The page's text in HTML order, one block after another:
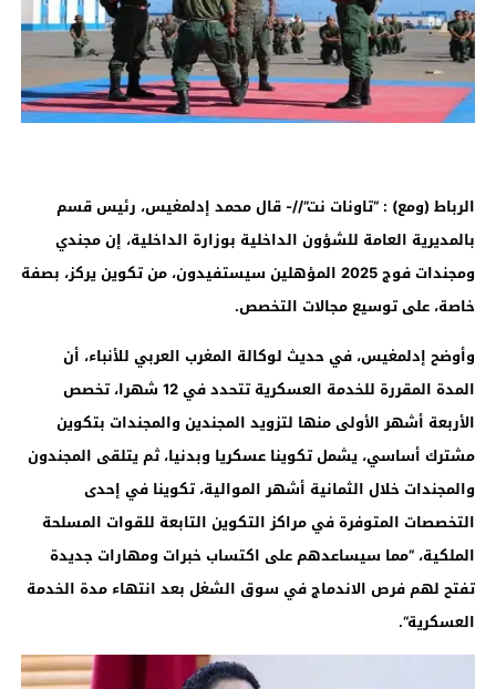
الرباط (ومع) : “تاونات نت”//- قال محمد إدلمغيس، رئيس قسم
بالمديرية العامة للشؤون الداخلية بوزارة الداخلية، إن مجندي
ومجندات فوج 2025 المؤهلين سيستفيدون، من تكوين يركز، بصفة
خاصة، على توسيع مجالات التخصص.
وأوضح إدلمغيس، في حديث لوكالة المغرب العربي للأنباء، أن
المدة المقررة للخدمة العسكرية تتحدد في 12 شهرا، تخصص
الأربعة أشهر الأولى منها لتزويد المجندين والمجندات بتكوين
مشترك أساسي، يشمل تكوينا عسكريا وبدنيا، ثم يتلقى المجندون
والمجندات خلال الثمانية أشهر الموالية، تكوينا في إحدى
التخصصات المتوفرة في مراكز التكوين التابعة للقوات المسلحة
الملكية، “مما سيساعدهم على اكتساب خبرات ومهارات جديدة
تفتح لهم فرص الاندماج في سوق الشغل بعد انتهاء مدة الخدمة
العسكرية“.